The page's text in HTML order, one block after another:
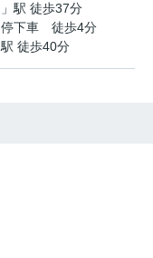
」駅 徒歩37分
停下車 徒歩4分
駅 徒歩40分